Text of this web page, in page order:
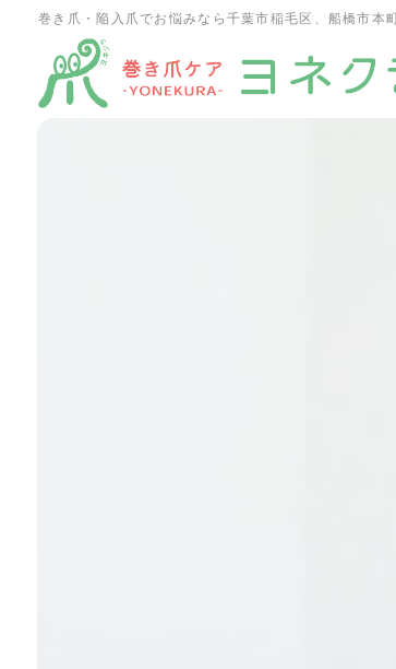
巻き爪・陥入爪でお悩みなら千葉市稲毛区、船橋市本